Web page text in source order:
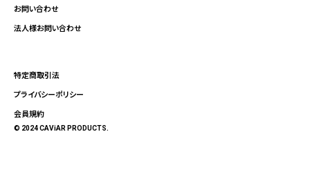
お問い合わせ
法人様お問い合わせ
特定商取引法
プライバシーポリシー
会員規約
© 2024 CAViAR PRODUCTS.